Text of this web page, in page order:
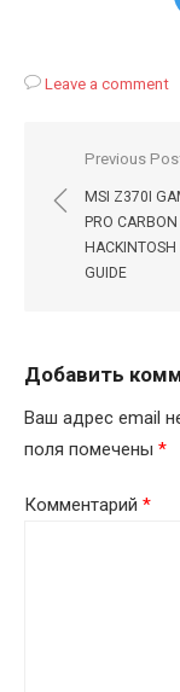
Leave a comment
по
записям
Previous
MSI Z370I
PRO
HACKINTOSH
GUIDE
Добавить
Ваш адрес email
поля помечены *
Комментарий *